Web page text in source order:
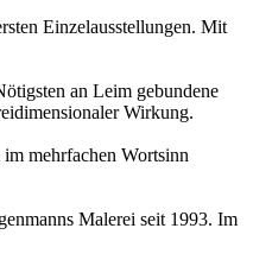
Einzelausstellungen. Mit
an Leim gebundene
Wirkung.
mehrfachen Wortsinn
Malerei seit 1993. Im